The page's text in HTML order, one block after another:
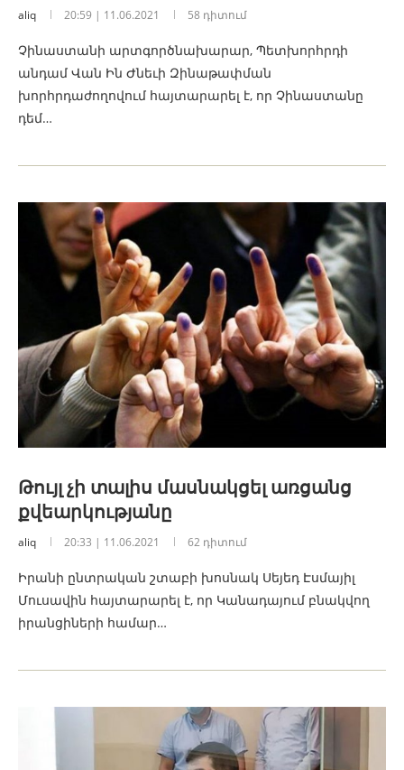
aliq 20:59 | 11.06.2021 58 դիտում
Չինաստանի արտգործնախարար, Պետխորհրդի
անդամ Վան Ին Ժնեւի Զինաթափման
խորհրդաժողովում հայտարարել է, որ Չինաստանը
դեմ…
Թույլ չի տալիս մասնակցել առցանց
քվեարկությանը
aliq 20:33 | 11.06.2021 62 դիտում
Իրանի ընտրական շտաբի խոսնակ Սեյեդ Էսմայիլ
Մուսավին հայտարարել է, որ Կանադայում բնակվող
իրանցիների համար…